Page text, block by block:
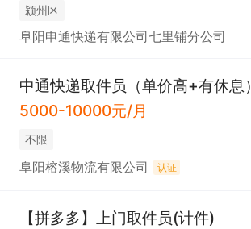
颍州区
阜阳申通快递有限公司七里铺分公司
中通快递取件员（单价高+有休息）
5000-10000元/月
不限
阜阳榕溪物流有限公司 认证
【拼多多】上门取件员(计件)